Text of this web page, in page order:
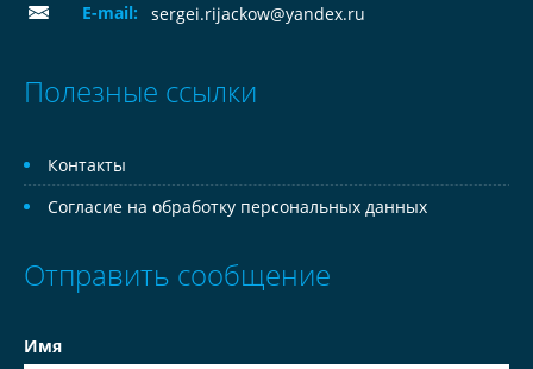
E-mail:
sergei.rijackow@yandex.ru
Полезные ссылки
Контакты
Согласие на обработку персональных данных
Отправить сообщение
Имя